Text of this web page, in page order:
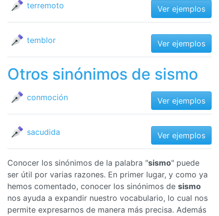
terremoto Ver ejemplos
temblor Ver ejemplos
Otros sinónimos de sismo
conmoción Ver ejemplos
sacudida Ver ejemplos
Conocer los sinónimos de la palabra "sismo" puede
ser útil por varias razones. En primer lugar, y como ya
hemos comentado, conocer los sinónimos de sismo
nos ayuda a expandir nuestro vocabulario, lo cual nos
permite expresarnos de manera más precisa. Además